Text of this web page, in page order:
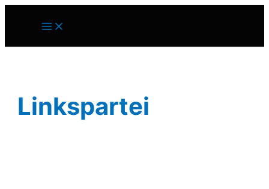
Main
Menu
Linkspartei